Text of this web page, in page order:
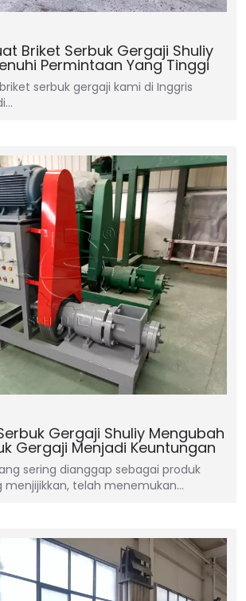
Briket Serbuk Gergaji Shuliy
Permintaan Yang Tinggi
serbuk gergaji kami di Inggris
Gergaji Shuliy Mengubah
Gergaji Menjadi Keuntungan
sering dianggap sebagai produk
menjijikkan, telah menemukan…